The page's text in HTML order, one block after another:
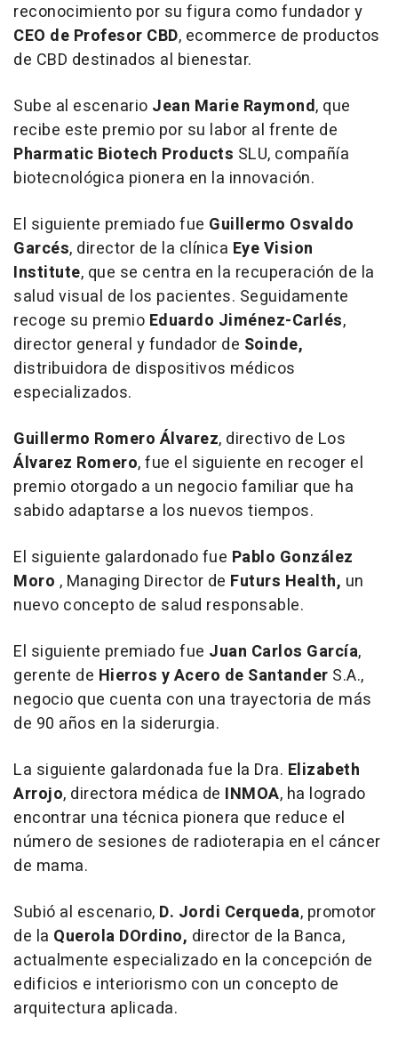
reconocimiento por su figura como fundador y
CEO de Profesor CBD, ecommerce de productos
de CBD destinados al bienestar.
Sube al escenario Jean Marie Raymond, que
recibe este premio por su labor al frente de
Pharmatic Biotech Products SLU, compañía
biotecnológica pionera en la innovación.
El siguiente premiado fue Guillermo Osvaldo
Garcés, director de la clínica Eye Vision
Institute, que se centra en la recuperación de la
salud visual de los pacientes. Seguidamente
recoge su premio Eduardo Jiménez-Carlés,
director general y fundador de Soinde,
distribuidora de dispositivos médicos
especializados.
Guillermo Romero Álvarez, directivo de Los
Álvarez Romero, fue el siguiente en recoger el
premio otorgado a un negocio familiar que ha
sabido adaptarse a los nuevos tiempos.
El siguiente galardonado fue Pablo González
Moro , Managing Director de Futurs Health, un
nuevo concepto de salud responsable.
El siguiente premiado fue Juan Carlos García,
gerente de Hierros y Acero de Santander S.A.,
negocio que cuenta con una trayectoria de más
de 90 años en la siderurgia.
La siguiente galardonada fue la Dra. Elizabeth
Arrojo, directora médica de INMOA, ha logrado
encontrar una técnica pionera que reduce el
número de sesiones de radioterapia en el cáncer
de mama.
Subió al escenario, D. Jordi Cerqueda, promotor
de la Querola DOrdino, director de la Banca,
actualmente especializado en la concepción de
edificios e interiorismo con un concepto de
arquitectura aplicada.